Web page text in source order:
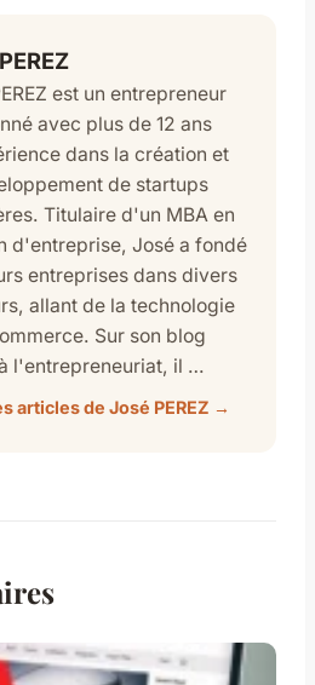
est un entrepreneur
avec plus de 12 ans
dans la création et
de startups
Titulaire d'un MBA en
d'entreprise, José a fondé
entreprises dans divers
allant de la technologie
Sur son blog
l'entrepreneuriat, il …
articles de José PEREZ →